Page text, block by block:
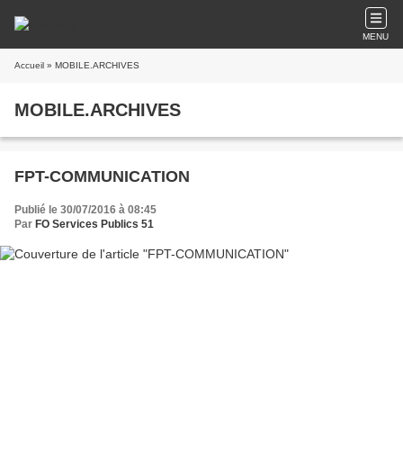
MENU
Accueil » MOBILE.ARCHIVES
MOBILE.ARCHIVES
FPT-COMMUNICATION
Publié le 30/07/2016 à 08:45
Par FO Services Publics 51